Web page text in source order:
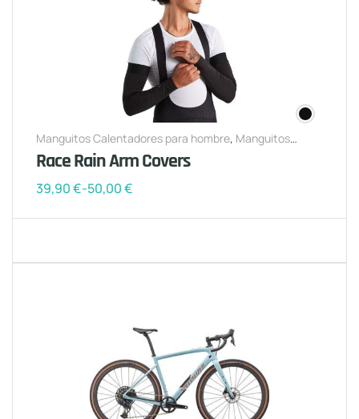
Manguitos Calentadores para hombre, Manguitos
Calentadores para mujer
Race Rain Arm Covers
39,90€-50,00€